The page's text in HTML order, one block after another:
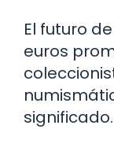
El futuro
euros
significado.